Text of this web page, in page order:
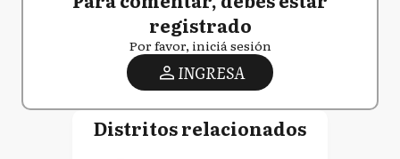
registrado
Por favor, iniciá sesión
INGRESA
Distritos relacionados